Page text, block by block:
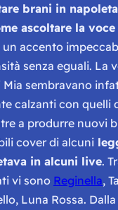
brani in
ascoltare la
un accento
senza eguali. La
Mia sembravano
calzanti con quelli
a produrre nuovi
cover di alcuni
in alcuni live.
vi sono Reginella,
, Luna Rossa.